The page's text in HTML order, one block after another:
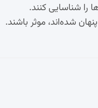
را شناسایی کنند.
شده‌اند، موثر باشند.